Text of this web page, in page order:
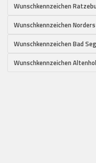
Wunschkennzeichen
Wunschkennzeichen
Wunschkennzeichen Bad
Wunschkennzeichen